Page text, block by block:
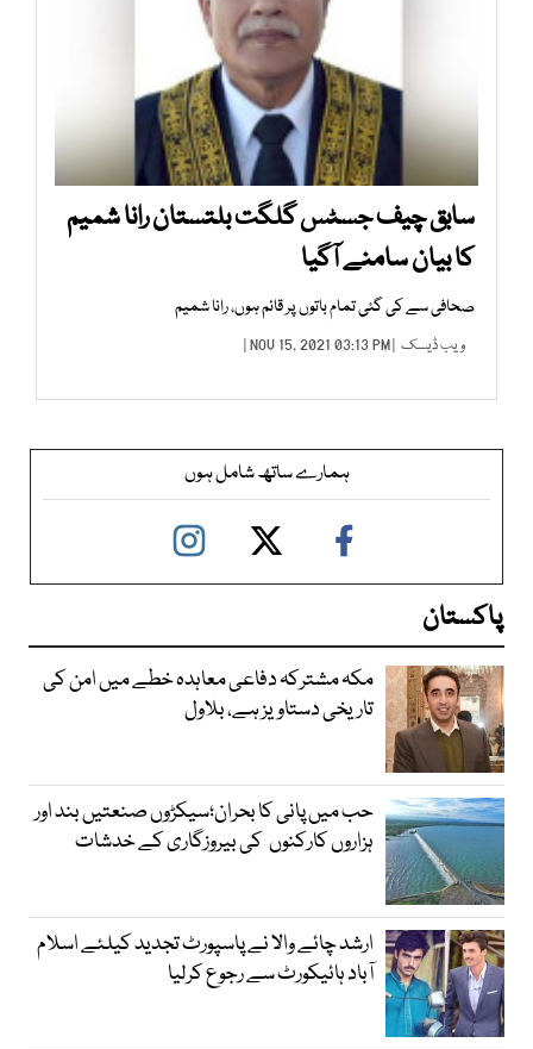
سابق چیف جسٹس گلگت بلتستان رانا شمیم
کا بیان سامنے آگیا
صحافی سے کی گئی تمام باتوں پر قائم ہوں، رانا شمیم
ویب ڈیسک | NOV 15, 2021 03:13 PM |
ہمارے ساتھ شامل ہوں
پاکستان
مکہ مشترکہ دفاعی معاہدہ خطے میں امن کی
تاریخی دستاویز ہے، بلاول
حب میں پانی کا بحران؛سیکڑوں صنعتیں بند اور
ہزاروں کارکنوں کی بیروزگاری کے خدشات
ارشد چائے والا نے پاسپورٹ تجدید کیلئے اسلام
آباد ہائیکورٹ سے رجوع کرلیا